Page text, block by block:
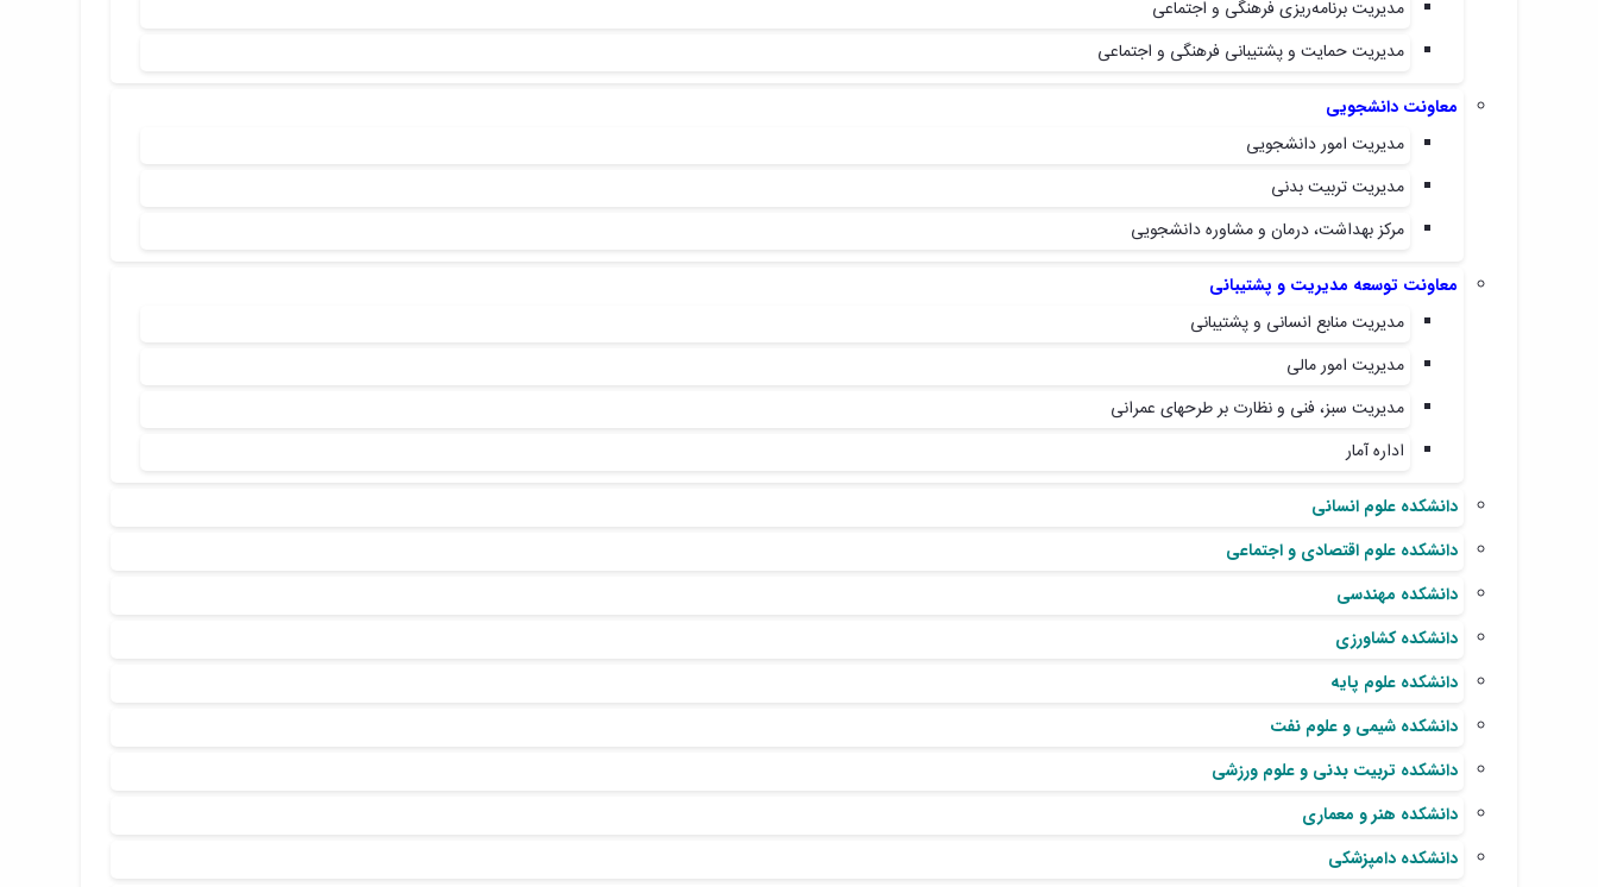
مدیریت برنامه‌ریزی فرهنگی و اجتماعی
مدیریت حمایت و پشتیبانی فرهنگی و اجتماعی
معاونت دانشجویی
مدیریت امور دانشجویی
مدیریت تربیت بدنی
مرکز بهداشت، درمان و مشاوره دانشجویی
معاونت توسعه مدیریت و پشتیبانی
مدیریت منابع انسانی و پشتیبانی
مدیریت امور مالی
مدیریت سبز، فنی و نظارت بر طرحهای عمرانی
اداره آمار
دانشکده علوم انسانی
دانشکده علوم اقتصادی و اجتماعی
دانشکده مهندسی
دانشکده کشاورزی
دانشکده علوم پایه
دانشکده شیمی و علوم نفت
دانشکده تربیت بدنی و علوم ورزشی
دانشکده هنر و معماری
دانشکده دامپزشکی